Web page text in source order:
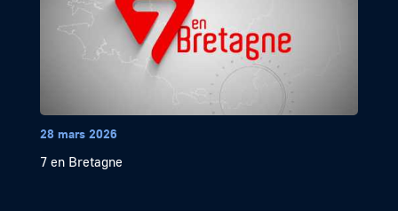
28 mars 2026
7 en Bretagne